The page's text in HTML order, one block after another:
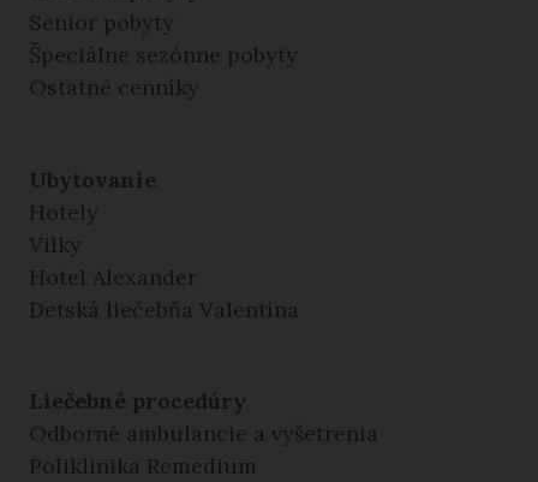
Senior pobyty
Špeciálne sezónne pobyty
Ostatné cenníky
Ubytovanie
Hotely
Vilky
Hotel Alexander
Detská liečebňa Valentína
Liečebné procedúry
Odborné ambulancie a vyšetrenia
Poliklinika Remedium